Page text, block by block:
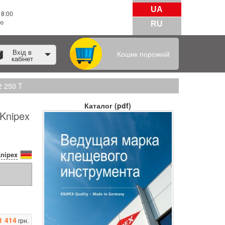
UA
RU
Вхід в
кабінет Кошик порожній
250 T
414грн.
Каталог (pdf)